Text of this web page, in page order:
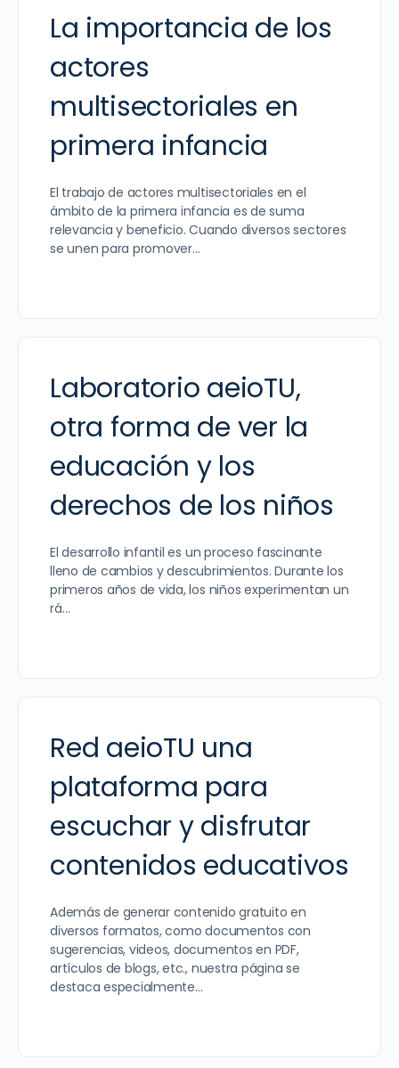
La importancia de los
actores
multisectoriales en
primera infancia
El trabajo de actores multisectoriales en el
ámbito de la primera infancia es de suma
relevancia y beneficio. Cuando diversos sectores
se unen para promover…
Laboratorio aeioTU,
otra forma de ver la
educación y los
derechos de los niños
El desarrollo infantil es un proceso fascinante
lleno de cambios y descubrimientos. Durante los
primeros años de vida, los niños experimentan un
rá…
Red aeioTU una
plataforma para
escuchar y disfrutar
contenidos educativos
Además de generar contenido gratuito en
diversos formatos, como documentos con
sugerencias, videos, documentos en PDF,
artículos de blogs, etc., nuestra página se
destaca especialmente…